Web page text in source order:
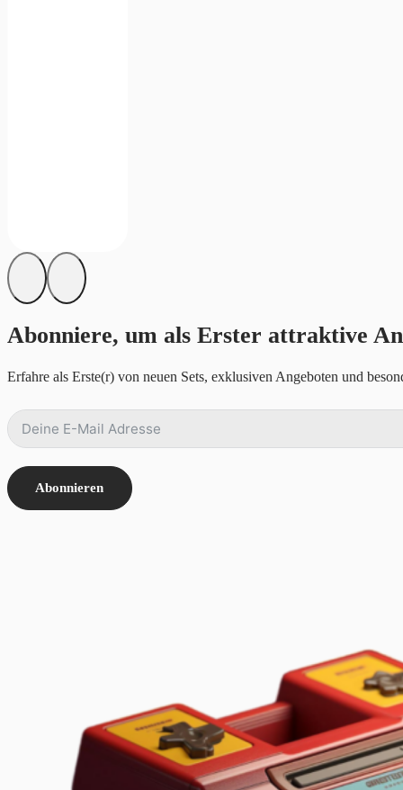
Abonniere, um als Erster attraktive
Erfahre als Erste(r) von neuen Sets, exklusiven Angeboten und
Abonnieren